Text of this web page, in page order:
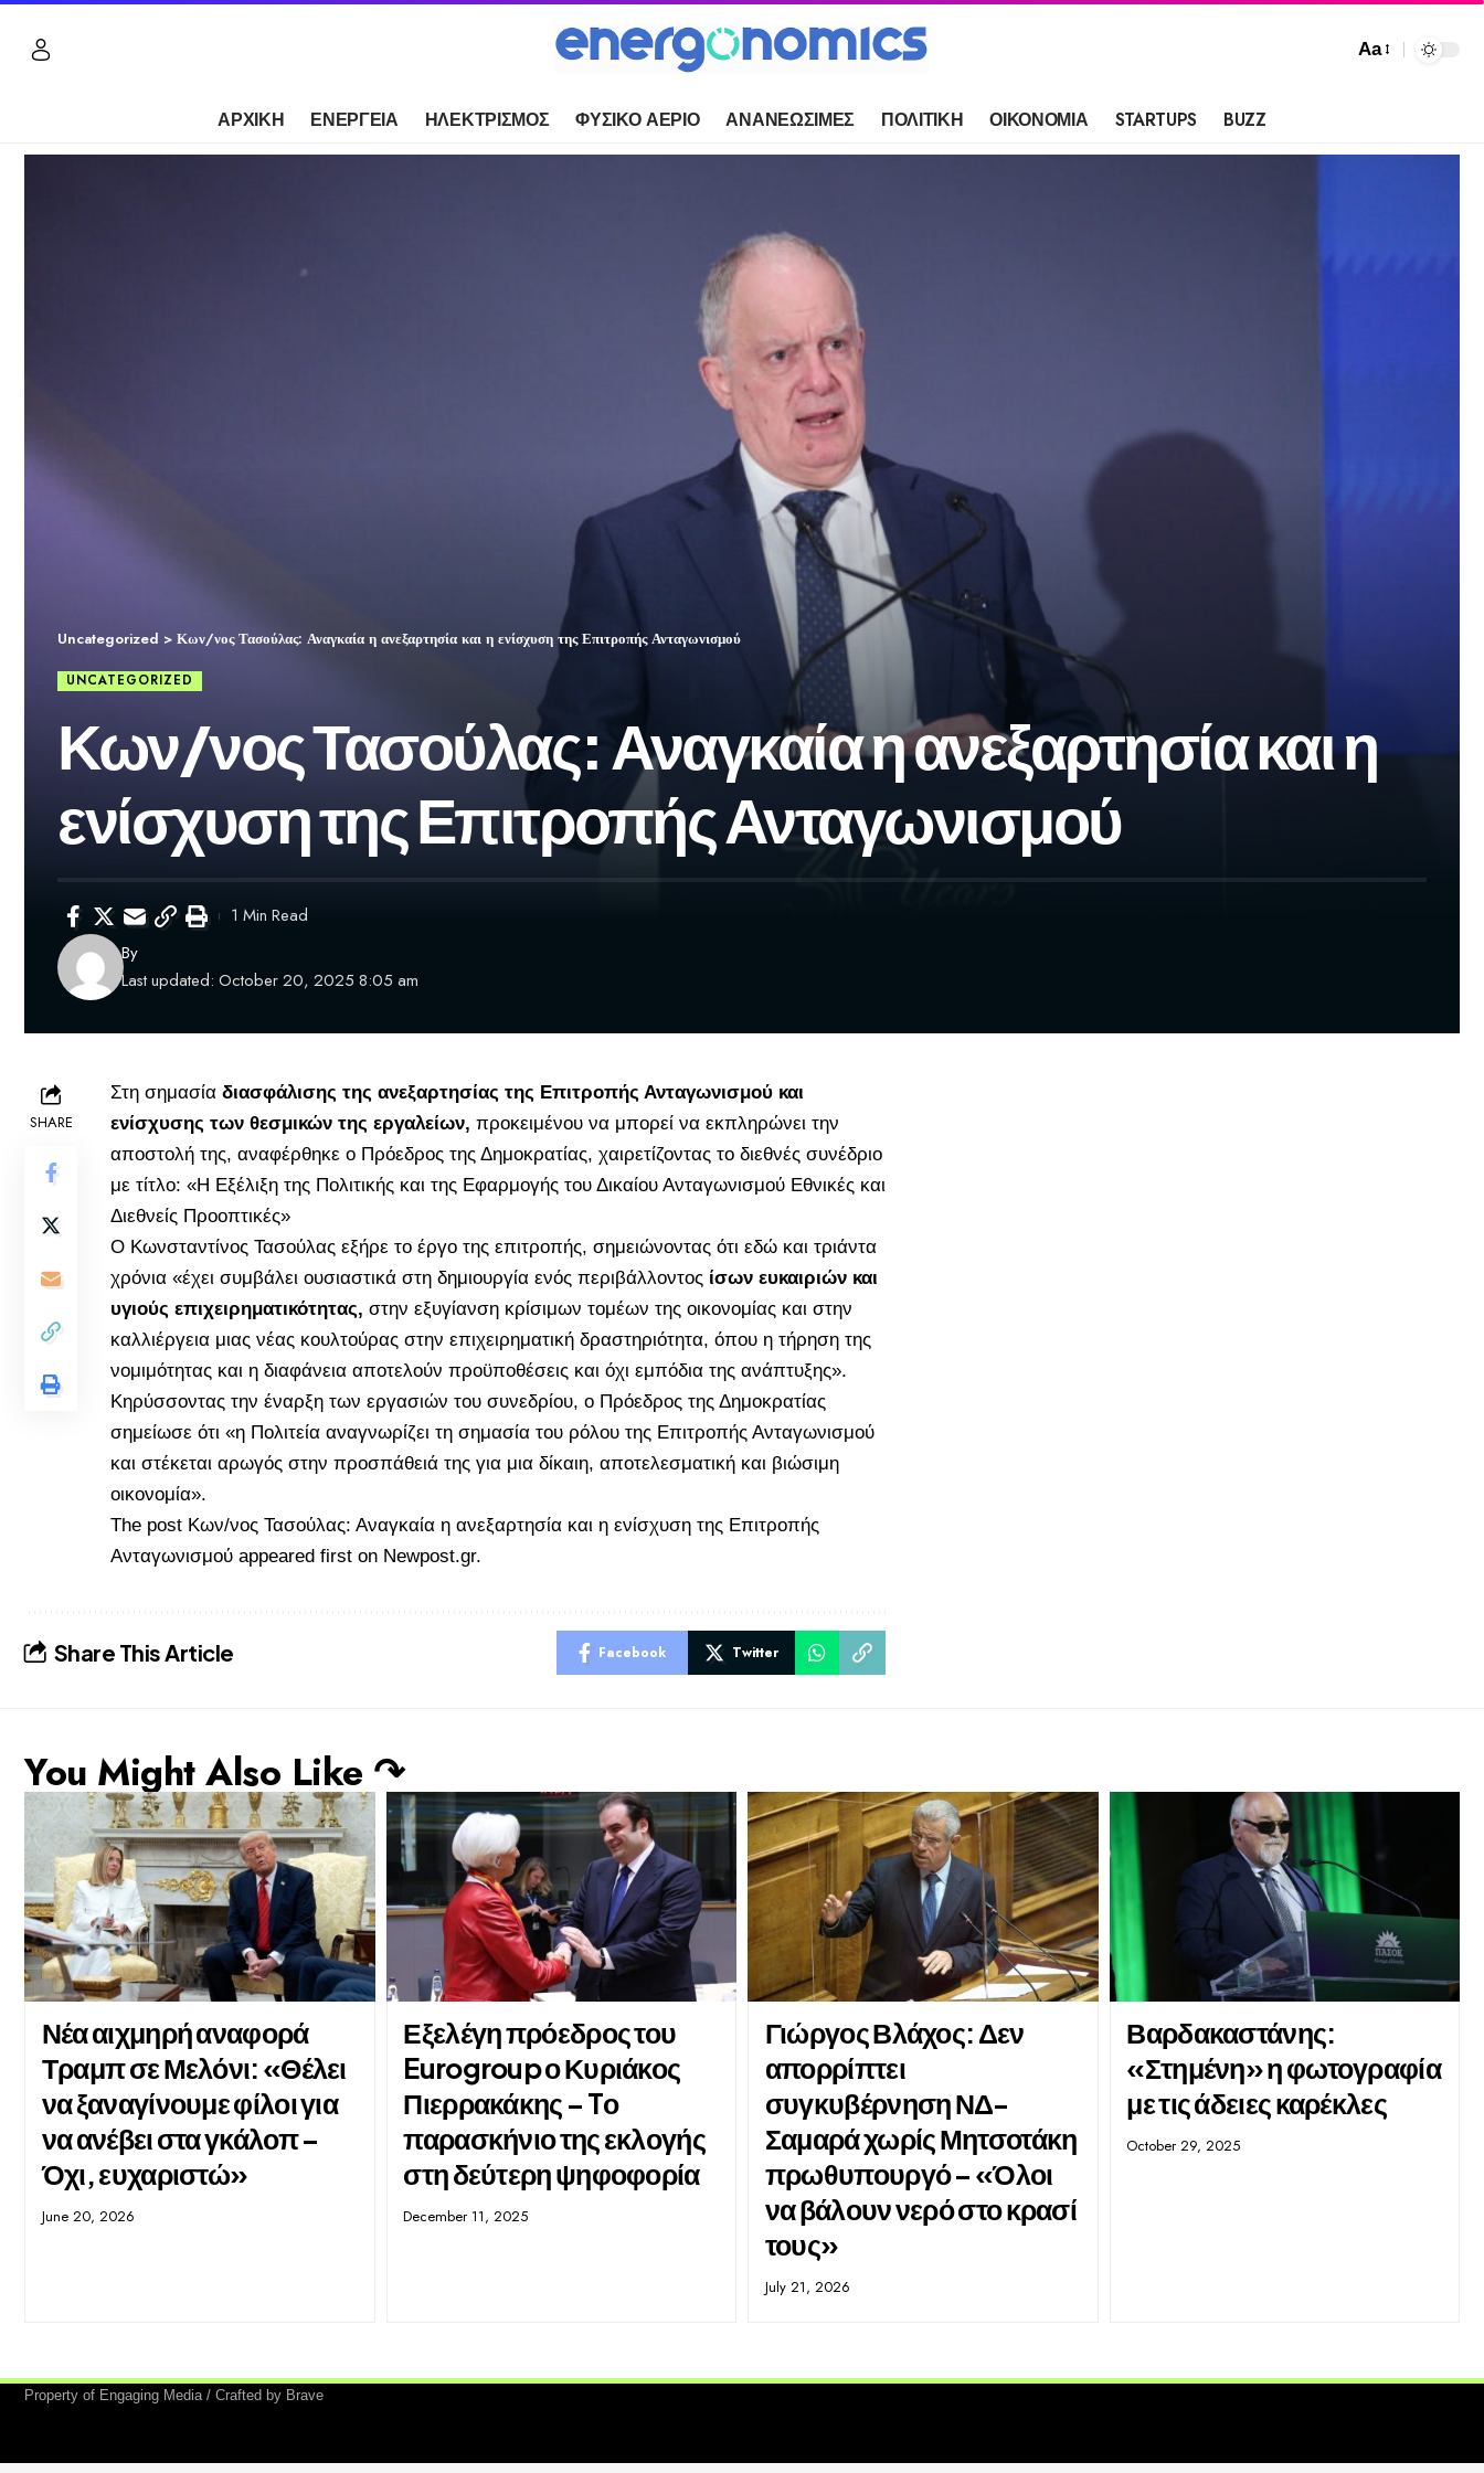
Aa
ΑΡΧΙΚΗ ΕΝΕΡΓΕΙΑ ΗΛΕΚΤΡΙΣΜΟΣ ΦΥΣΙΚΟ ΑΕΡΙΟ ΑΝΑΝΕΩΣΙΜΕΣ ΠΟΛΙΤΙΚΗ ΟΙΚΟΝΟΜΙΑ STARTUPS BUZZ
Uncategorized > Κων/νος Τασούλας: Αναγκαία η ανεξαρτησία και η ενίσχυση της Επιτροπής Ανταγωνισμού
UNCATEGORIZED
Κων/νος Τασούλας: Αναγκαία η ανεξαρτησία και η
ενίσχυση της Επιτροπής Ανταγωνισμού
Last updated: October 20, 2025 8:05 am
By
1 Min Read
SHARE
Στη σημασία διασφάλισης της ανεξαρτησίας της Επιτροπής Ανταγωνισμού και
ενίσχυσης των θεσμικών της εργαλείων, προκειμένου να μπορεί να εκπληρώνει την
αποστολή της, αναφέρθηκε ο Πρόεδρος της Δημοκρατίας, χαιρετίζοντας το διεθνές συνέδριο
με τίτλο: «Η Εξέλιξη της Πολιτικής και της Εφαρμογής του Δικαίου Ανταγωνισμού Εθνικές και
Διεθνείς Προοπτικές»
O Κωνσταντίνος Τασούλας εξήρε το έργο της επιτροπής, σημειώνοντας ότι εδώ και τριάντα
χρόνια «έχει συμβάλει ουσιαστικά στη δημιουργία ενός περιβάλλοντος ίσων ευκαιριών και
υγιούς επιχειρηματικότητας, στην εξυγίανση κρίσιμων τομέων της οικονομίας και στην
καλλιέργεια μιας νέας κουλτούρας στην επιχειρηματική δραστηριότητα, όπου η τήρηση της
νομιμότητας και η διαφάνεια αποτελούν προϋποθέσεις και όχι εμπόδια της ανάπτυξης».
Κηρύσσοντας την έναρξη των εργασιών του συνεδρίου, ο Πρόεδρος της Δημοκρατίας
σημείωσε ότι «η Πολιτεία αναγνωρίζει τη σημασία του ρόλου της Επιτροπής Ανταγωνισμού
και στέκεται αρωγός στην προσπάθειά της για μια δίκαιη, αποτελεσματική και βιώσιμη
οικονομία».
The post Κων/νος Τασούλας: Αναγκαία η ανεξαρτησία και η ενίσχυση της Επιτροπής
Ανταγωνισμού appeared first on Newpost.gr.
Share This Article Facebook Twitter
You Might Also Like ↷
Νέα αιχμηρή αναφορά
Τραμπ σε Μελόνι: «Θέλει
να ξαναγίνουμε φίλοι για
να ανέβει στα γκάλοπ –
Όχι, ευχαριστώ»
June 20, 2026
Εξελέγη πρόεδρος του
Eurogroup ο Κυριάκος
Πιερρακάκης – Tο
παρασκήνιο της εκλογής
στη δεύτερη ψηφοφορία
December 11, 2025
Γιώργος Βλάχος: Δεν
απορρίπτει
συγκυβέρνηση ΝΔ-
Σαμαρά χωρίς Μητσοτάκη
πρωθυπουργό – «Όλοι
να βάλουν νερό στο κρασί
τους»
July 21, 2026
Βαρδακαστάνης:
«Στημένη» η φωτογραφία
με τις άδειες καρέκλες
October 29, 2025
Property of Engaging Media / Crafted by Brave